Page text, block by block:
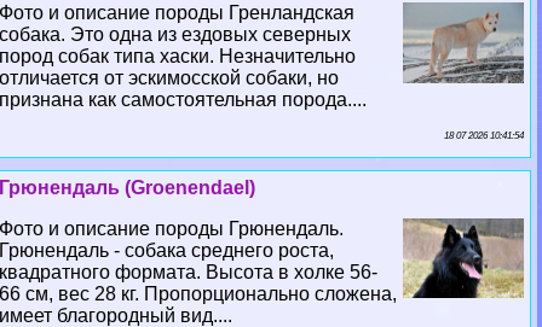
Фото и описание породы Гренландская
собака. Это одна из ездовых северных
пород собак типа хаски. Незначительно
отличается от эскимосской собаки, но
признана как самостоятельная порода....
18 07 2026 10:41:54
Грюнендаль (Groenendael)
Фото и описание породы Грюнендаль.
Грюнендаль - собака среднего роста,
квадратного формата. Высота в холке 56-
66 см, вес 28 кг. Пропорционально сложена,
имеет благородный вид....